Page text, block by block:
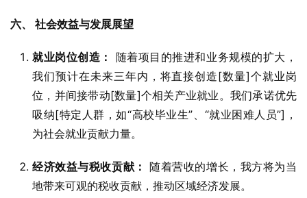
六、 社会效益与发展展望
就业岗位创造：
随着项目的推进和业务规模的扩大，
我们预计在未来三年内，将直接创造[数量]个就业岗
位，并间接带动[数量]个相关产业就业。我们承诺优先
吸纳[特定人群，如“高校毕业生”、“就业困难人员”]，
为社会就业贡献力量。
经济效益与税收贡献： 随着营收的增长，我方将为当
地带来可观的税收贡献，推动区域经济发展。